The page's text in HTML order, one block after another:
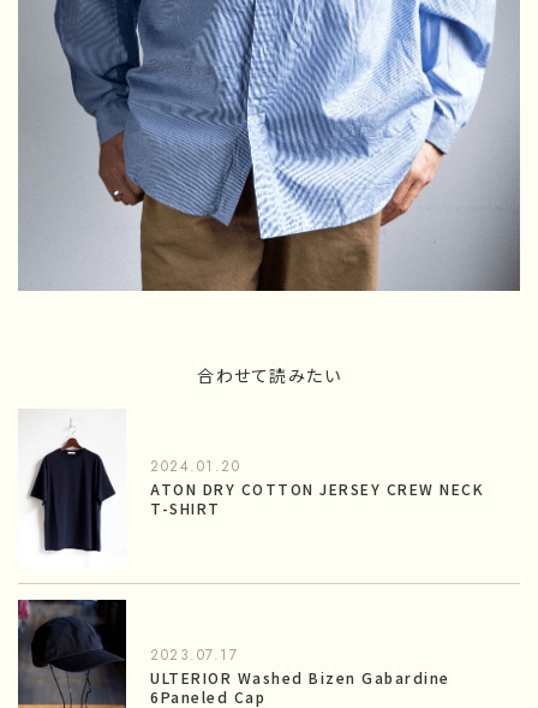
合わせて読みたい
2024.01.20
ATON DRY COTTON JERSEY CREW NECK
T-SHIRT
2023.07.17
ULTERIOR Washed Bizen Gabardine
6Paneled Cap